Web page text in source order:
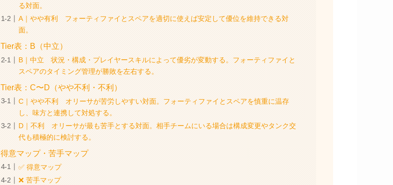
る対面。
A｜やや有利 フォーティファイとスペアを適切に使えば安定して優位を維持できる対
面。
Tier表：B（中立）
B｜中立 状況・構成・プレイヤースキルによって優劣が変動する。フォーティファイと
スペアのタイミング管理が勝敗を左右する。
Tier表：C〜D（やや不利・不利）
C｜やや不利 オリーサが苦労しやすい対面。フォーティファイとスペアを慎重に温存
し、味方と連携して対処する。
D｜不利 オリーサが最も苦手とする対面。相手チームにいる場合は構成変更やタンク交
代も積極的に検討する。
得意マップ・苦手マップ
✅ 得意マップ
❌ 苦手マップ